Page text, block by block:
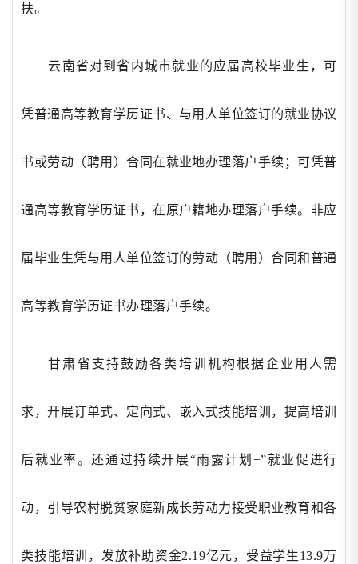
扶。
云南省对到省内城市就业的应届高校毕业生，可
凭普通高等教育学历证书、与用人单位签订的就业协议
书或劳动（聘用）合同在就业地办理落户手续；可凭普
通高等教育学历证书，在原户籍地办理落户手续。非应
届毕业生凭与用人单位签订的劳动（聘用）合同和普通
高等教育学历证书办理落户手续。
甘肃省支持鼓励各类培训机构根据企业用人需
求，开展订单式、定向式、嵌入式技能培训，提高培训
后就业率。还通过持续开展“雨露计划+”就业促进行
动，引导农村脱贫家庭新成长劳动力接受职业教育和各
类技能培训，发放补助资金2.19亿元，受益学生13.9万